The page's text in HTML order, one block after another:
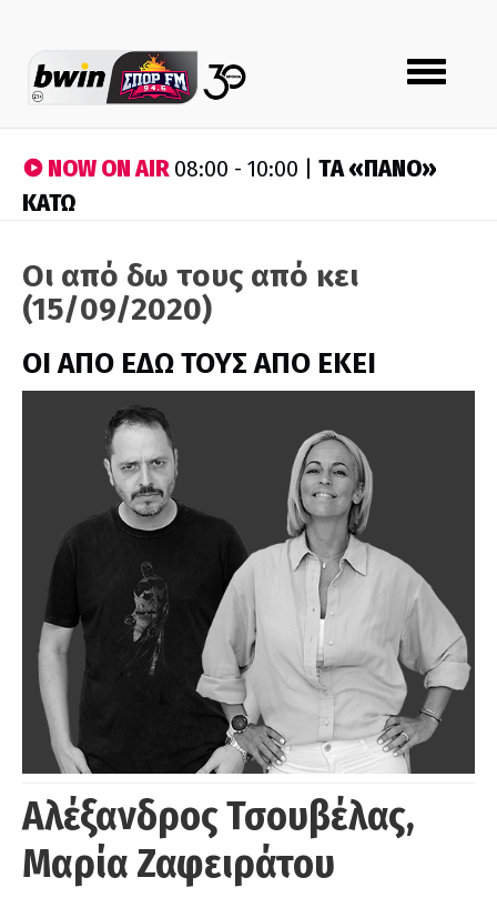
Toggle
navigation
NOW ON AIR08:00 - 10:00 | ΤA «ΠΑΝΟ»
ΚΑΤΩ
Οι από δω τους από κει
(15/09/2020)
ΟΙ ΑΠΟ ΕΔΩ ΤΟΥΣ ΑΠΟ ΕΚΕΙ
Αλέξανδρος Τσουβέλας,
Μαρία Ζαφειράτου